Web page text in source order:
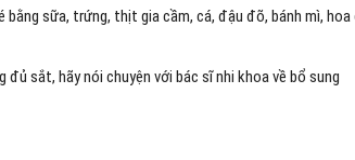
sữa, trứng, thịt gia cầm, cá, đậu đõ, bánh mì, hoa
sắt, hãy nói chuyện với bác sĩ nhi khoa về bổ sung